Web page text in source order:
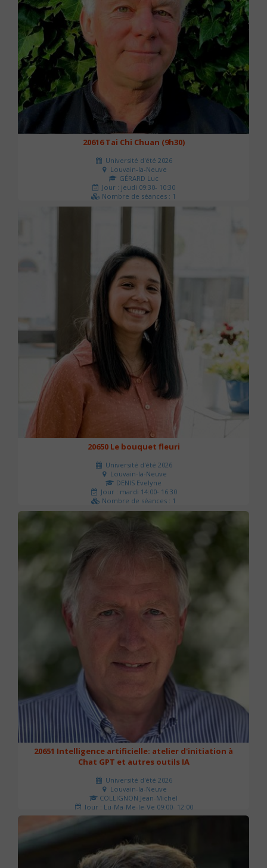
20616 Tai Chi Chuan (9h30)
Université d'été 2026
Louvain-la-Neuve
GÉRARD Luc
Jour : jeudi 09:30- 10:30
Nombre de séances : 1
20650 Le bouquet fleuri
Université d'été 2026
Louvain-la-Neuve
DENIS Evelyne
Jour : mardi 14:00- 16:30
Nombre de séances : 1
60 €
20651 Intelligence artificielle: atelier d'initiation à
Chat GPT et autres outils IA
Université d'été 2026
Louvain-la-Neuve
COLLIGNON Jean-Michel
Jour : Lu-Ma-Me-Je-Ve 09:00- 12:00
Nombre de séances : 2